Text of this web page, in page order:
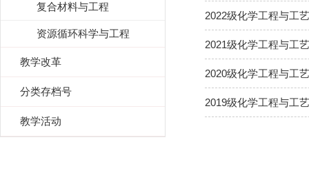
复合材料与工程
资源循环科学与工程
教学改革
分类存档号
教学活动
2022级化学工程与工
2021级化学工程与工
2020级化学工程与工
2019级化学工程与工